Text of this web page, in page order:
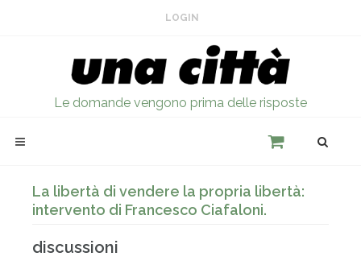
LOGIN
Le domande vengono prima delle risposte
La libertà di vendere la propria libertà:
intervento di Francesco Ciafaloni.
discussioni